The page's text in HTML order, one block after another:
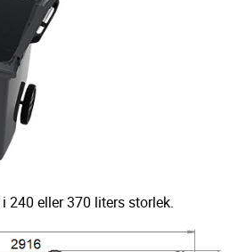
240 eller 370 liters storlek.